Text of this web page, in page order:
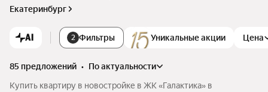
Екатеринбург
AI 2 Фильтры Уникальные акции Цена
85 предложений •
по актуальности
Купить квартиру в новостройке в ЖК «Галактика» в